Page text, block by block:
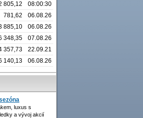
805,12
08:00:30
781,62
06.08.26
885,10
06.08.26
348,35
07.08.26
357,73
22.09.21
140,13 06.08.26
luxus s
a vývoj akcií